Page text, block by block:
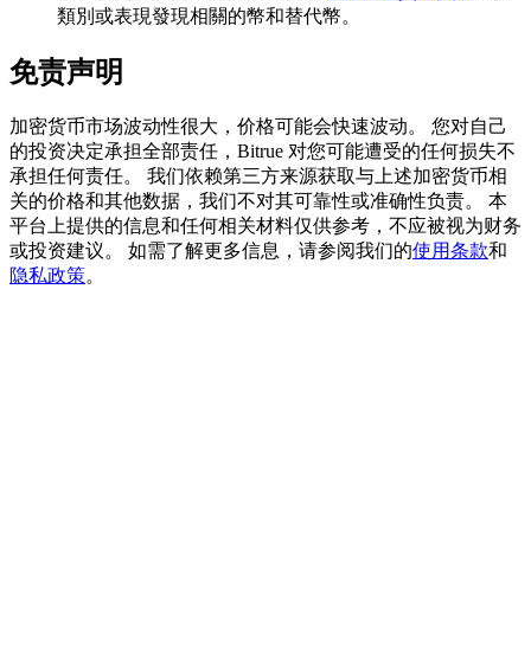
充值並交易BTC瓜分 25,000 USDT 獎池！
充值CASHCAT & 赢取
瓜分 500000 CASHCAT 獎池
BitMart 用戶遷移專享
類別或表現發現相關的幣和替代幣。
免责声明
加密货币市场波动性很大，价格可能会快速波动。 您对自己
的投资决定承担全部责任，Bitrue 对您可能遭受的任何损失不
承担任何责任。 我们依赖第三方来源获取与上述加密货币相
关的价格和其他数据，我们不对其可靠性或准确性负责。 本
平台上提供的信息和任何相关材料仅供参考，不应被视为财务
或投资建议。 如需了解更多信息，请参阅我们的使用条款和
隐私政策。